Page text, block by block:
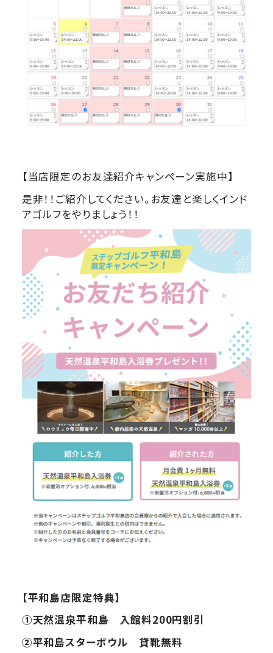
【当店限定のお友達紹介キャンペーン実施中】
是非！！ご紹介してください。お友達と楽しくインド
アゴルフをやりましょう！！
【平和島店限定特典】
①天然温泉平和島 入館料200円割引
②平和島スターボウル 貸靴無料